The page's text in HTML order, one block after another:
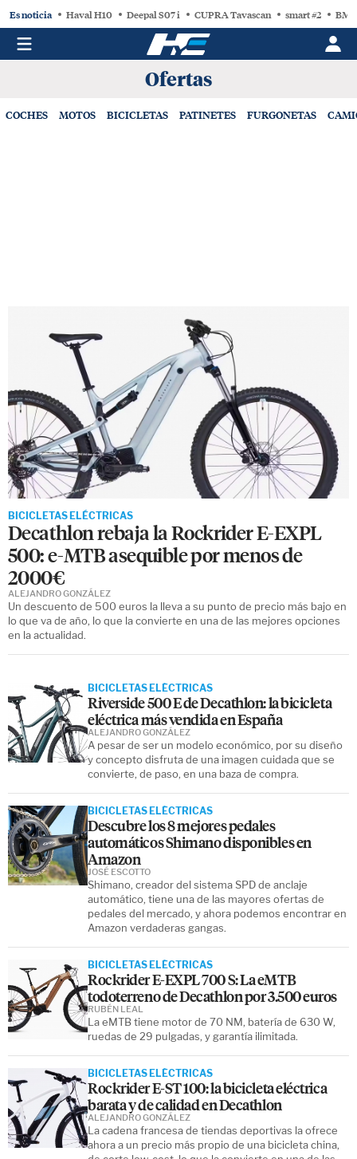
Es noticia Haval H10 Deepal S07 i CUPRA Tavascan smart #2
Ofertas
COCHES MOTOS BICICLETAS PATINETES FURGONETAS
BICICLETAS ELÉCTRICAS
Decathlon rebaja la Rockrider E-EXPL
500: e-MTB asequible por menos de
2000€
Un descuento de 500 euros la lleva a su punto de precio más bajo en
lo que va de año, lo que la convierte en una de las mejores opciones
en la actualidad.
ALEJANDRO GONZÁLEZ
BICICLETAS ELÉCTRICAS
Riverside 500 E de Decathlon: la bicicleta
eléctrica más vendida en España
A pesar de ser un modelo económico, por su diseño
y concepto disfruta de una imagen cuidada que se
convierte, de paso, en una baza de compra.
ALEJANDRO GONZÁLEZ
BICICLETAS ELÉCTRICAS
Descubre los 8 mejores pedales
automáticos Shimano disponibles en
Amazon
Shimano, creador del sistema SPD de anclaje
automático, tiene una de las mayores ofertas de
pedales del mercado, y ahora podemos encontrar en
Amazon verdaderas gangas.
JOSÉ ESCOTTO
BICICLETAS ELÉCTRICAS
Rockrider E-EXPL 700 S: La eMTB
todoterreno de Decathlon por 3.500 euros
La eMTB tiene motor de 70 NM, batería de 630 W,
ruedas de 29 pulgadas, y garantía ilimitada.
RUBÉN LEAL
BICICLETAS ELÉCTRICAS
Rockrider E-ST 100: la bicicleta eléctrica
barata y de calidad en Decathlon
La cadena francesa de tiendas deportivas la ofrece
ahora a un precio más propio de una bicicleta china,
ALEJANDRO GONZÁLEZ